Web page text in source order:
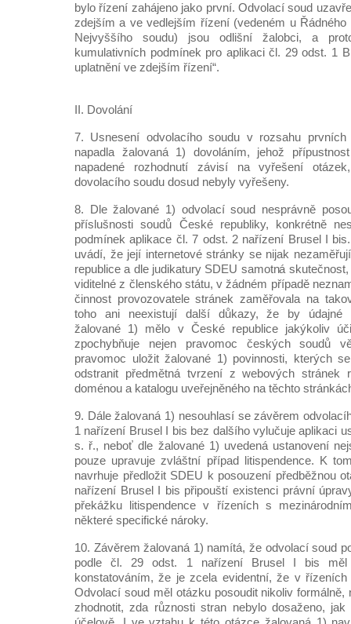
bylo řízení zahájeno jako první. Odvolací soud
zdejším a ve vedlejším řízení (vedeném u
Nejvyššího soudu) jsou odlišní žalobci, a
kumulativních podmínek pro aplikaci čl. 29 odst. 1
uplatnění ve zdejším řízení“.
II. Dovolání
7. Usnesení odvolacího soudu v rozsahu
napadla žalovaná 1) dovoláním, jehož
napadené rozhodnutí závisí na vyřešení
dovolacího soudu dosud nebyly vyřešeny.
8. Dle žalované 1) odvolací soud nesprávně
příslušnosti soudů České republiky, konkrétně
podmínek aplikace čl. 7 odst. 2 nařízení Brusel I
uvádí, že její internetové stránky se nijak
republice a dle judikatury SDEU samotná
viditelné z členského státu, v žádném případě
činnost provozovatele stránek zaměřovala na
toho ani neexistují další důkazy, že by údajné
žalované 1) mělo v České republice jakýkoliv
zpochybňuje nejen pravomoc českých soudů
pravomoc uložit žalované 1) povinnosti, kterých
odstranit předmětná tvrzení z webových stránek
doménou a katalogu uveřejněného na těchto
9. Dále žalovaná 1) nesouhlasí se závěrem
1 nařízení Brusel I bis bez dalšího vylučuje aplikaci
s. ř., neboť dle žalované 1) uvedená ustanovení
pouze upravuje zvláštní případ litispendence. K
navrhuje předložit SDEU k posouzení předběžnou
nařízení Brusel I bis připouští existenci právní
překážku litispendence v řízeních s
některé specifické nároky.
10. Závěrem žalovaná 1) namítá, že odvolací soud
podle čl. 29 odst. 1 nařízení Brusel I bis měl
konstatováním, že je zcela evidentní, že v
Odvolací soud měl otázku posoudit nikoliv formálně,
zhodnotit, zda různosti stran nebylo dosaženo,